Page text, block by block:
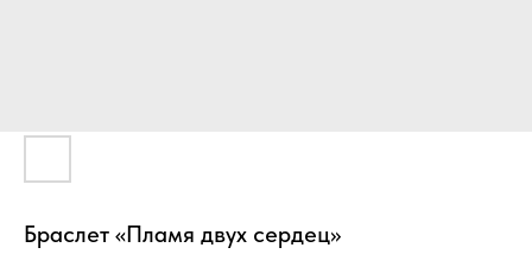
Браслет «Пламя двух сердец»